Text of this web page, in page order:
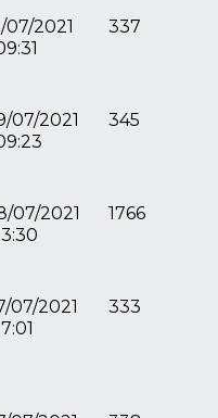
07/2021
337
07/2021
345
07/2021
1766
07/2021
333